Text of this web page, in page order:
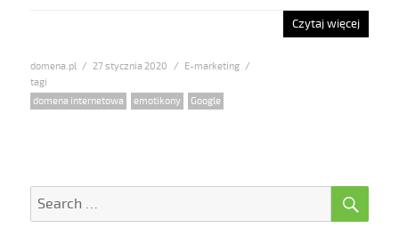
Czytaj więcej
domena.pl
Posted
27 stycznia 2020 Categories
E-marketing
Tags
domena internetowa emotikony Google